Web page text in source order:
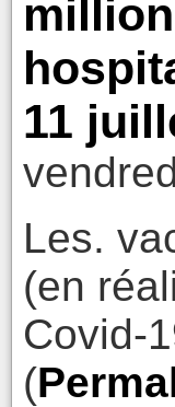
11
Les.
(en
Covid-
(